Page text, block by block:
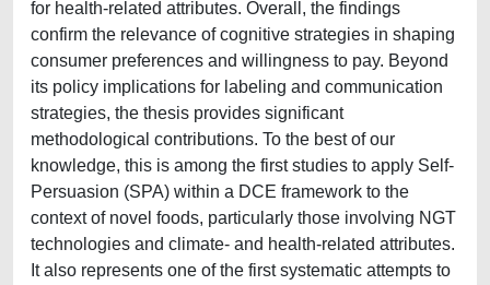
for health-related attributes. Overall, the findings
confirm the relevance of cognitive strategies in shaping
consumer preferences and willingness to pay. Beyond
its policy implications for labeling and communication
strategies, the thesis provides significant
methodological contributions. To the best of our
knowledge, this is among the first studies to apply Self-
Persuasion (SPA) within a DCE framework to the
context of novel foods, particularly those involving NGT
technologies and climate- and health-related attributes.
It also represents one of the first systematic attempts to